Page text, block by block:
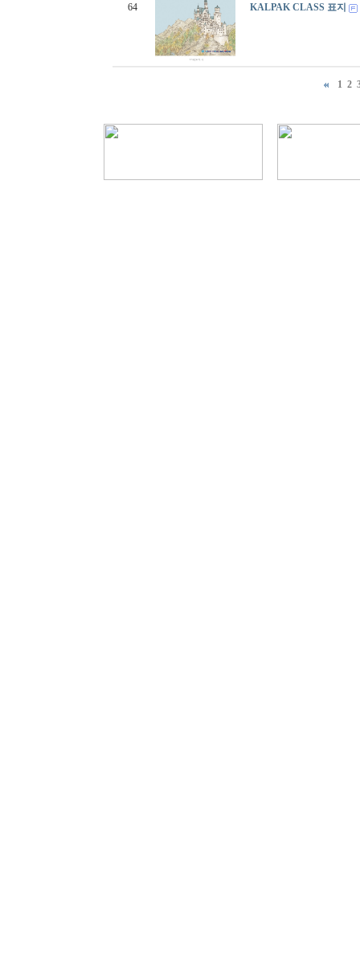
64 KALPAK CLASS 표지
1 2